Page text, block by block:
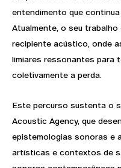
entendimento que
Atualmente, o seu trabalho
recipiente acústico, onde
limiares ressonantes para
coletivamente a perda.
Este percurso sustenta o
Acoustic Agency, que
epistemologias sonoras e
artísticas e contextos de